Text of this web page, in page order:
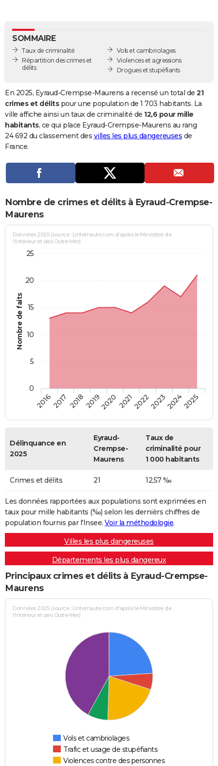
GUIDES D'ACHAT
BONS PLANS
CARTE DE VOEUX
Carte de Noël
Carte Bonne année
Carte Saint-Valentin
Carte Pâques
Carte d'anniversaire
DICTIONNAIRE
Dictionnaire
Biographies
Citations
Expressions
Proverbes
PROGRAMME TV
COPAINS D'AVANT
S'inscrire
Se connecter
Lycées
Collèges
Primaires
Universités
Entreprises
Service militaire
Avis de recherche
AVIS DE DÉCÈS
SOMMAIRE
Taux de criminalité
Répartition des crimes et
délits
Vols et cambriolages
Violences et agressions
Drogues et stupéfiants
En 2025, Eyraud-Crempse-Maurens a recensé un total de 21
crimes et délitspour une population de 1 703 habitants. La
ville affiche ainsi un taux de criminalité de 12,6 pour mille
habitants, ce qui place Eyraud-Crempse-Maurens au rang
24 692 du classement des villes les plus dangereuses de
France.
Nombre de crimes et délits à Eyraud-Crempse-
Maurens
Nombre de faits
Données 2025 (source : Linternaute.com d'après le Ministère de
l'Intérieur et des Outre-Mer)
20162017 20182019202020212022202320242025
0
5
10
15
20
25
Délinquance en
2025
Eyraud-
Crempse-
Maurens
Taux de
criminalité pour
1 000 habitants
Crimes et délits 21 12,57 ‰
Les données rapportées aux populations sont exprimées en
taux pour mille habitants (‰) selon les dernièrs chiffres de
population fournis par l'Insee. Voir la méthodologie.
Villes les plus dangereuses
Départements les plus dangereux
Principaux crimes et délits à Eyraud-Crempse-
Maurens
Données 2025 (source : Linternaute.com d'après le Ministère de
l'Intérieur et des Outre-Mer)
Vols et cambriolages
Trafic et usage de stupéfiants
Violences contre des personnes